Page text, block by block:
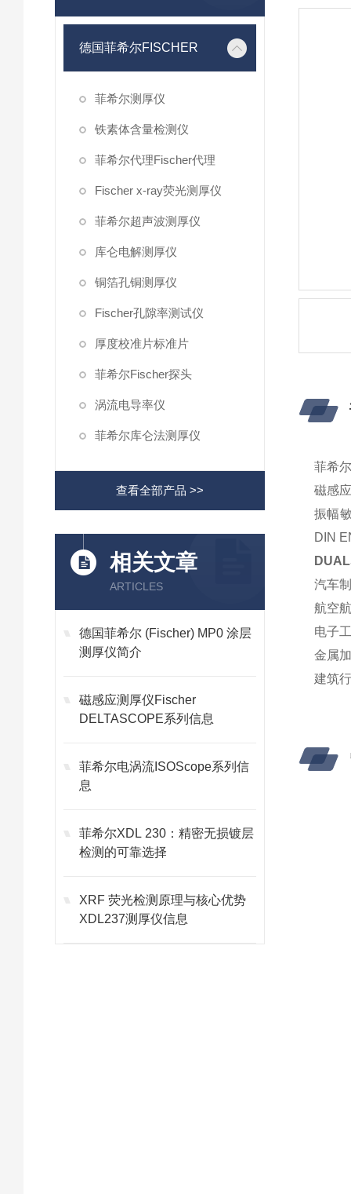
德国菲希尔FISCHER
菲希尔测厚仪
铁素体含量检测仪
菲希尔代理Fischer代理
Fischer x-ray荧光测厚仪
菲希尔超声波测厚仪
库仑电解测厚仪
铜箔孔铜测厚仪
Fischer孔隙率测试仪
厚度校准片标准片
菲希尔Fischer探头
涡流电导率仪
菲希尔库仑法测厚仪
查看全部产品 >>
相关文章
ARTICLES
德国菲希尔 (Fischer) MP0 涂层
测厚仪简介
磁感应测厚仪Fischer
DELTASCOPE系列信息
菲希尔电涡流ISOScope系列信
息
菲希尔XDL 230：精密无损镀层
检测的可靠选择
XRF 荧光检测原理与核心优势
XDL237测厚仪信息
菲希
磁感
振幅
DIN
汽车
航空
电子
金属
建筑